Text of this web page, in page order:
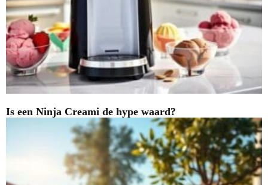
Is een Ninja Creami de hype waard?